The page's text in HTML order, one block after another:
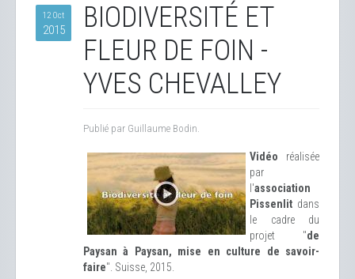
12 Oct
2015
BIODIVERSITÉ ET
FLEUR DE FOIN -
YVES CHEVALLEY
Publié par Guillaume Bodin.
Vidéo réalisée
par
l'association
Pissenlit dans
le cadre du
projet "de
Paysan à Paysan, mise en culture de savoir-
faire". Suisse, 2015.